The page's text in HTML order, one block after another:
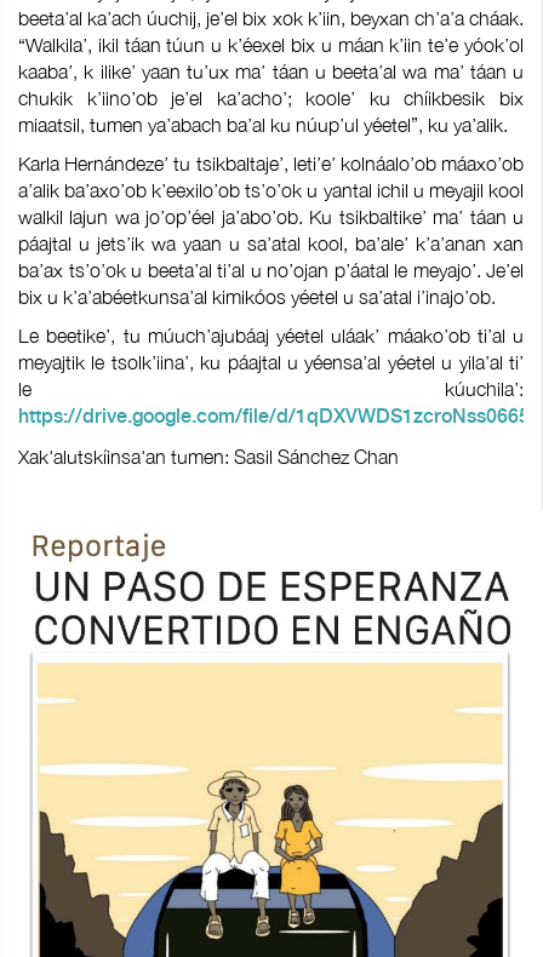
beeta’al ka’ach úuchij, je’el bix xok k’iin, beyxan ch’a’a cháak.
“Walkila’, ikil táan túun u k’éexel bix u máan k’iin te’e yóok’ol
kaaba’, k ilike’ yaan tu’ux ma’ táan u beeta’al wa ma’ táan u
chukik k’iino’ob je’el ka’acho’; koole’ ku chíikbesik bix
miaatsil, tumen ya’abach ba’al ku núup’ul yéetel”, ku ya’alik.
Karla Hernándeze’ tu tsikbaltaje’, leti’e’ kolnáalo’ob máaxo’ob
a’alik ba’axo’ob k’eexilo’ob ts’o’ok u yantal ichil u meyajil kool
walkil lajun wa jo’op’éel ja’abo’ob. Ku tsikbaltike’ ma’ táan u
páajtal u jets’ik wa yaan u sa’atal kool, ba’ale’ k’a’anan xan
ba’ax ts’o’ok u beeta’al ti’al u no’ojan p’áatal le meyajo’. Je’el
bix u k’a’abéetkunsa’al kimikóos yéetel u sa’atal i’inajo’ob.
Le beetike’, tu múuch’ajubáaj yéetel uláak’ máako’ob ti’al u
meyajtik le tsolk’iina’, ku páajtal u yéensa’al yéetel u yila’al ti’
le kúuchila’:
https://drive.google.com/file/d/
Xak'alutskíinsa'an tumen: Sasil Sánchez Chan